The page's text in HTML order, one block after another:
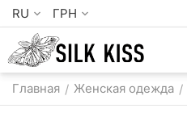
RU ГРН
Главная / Женская одежда /